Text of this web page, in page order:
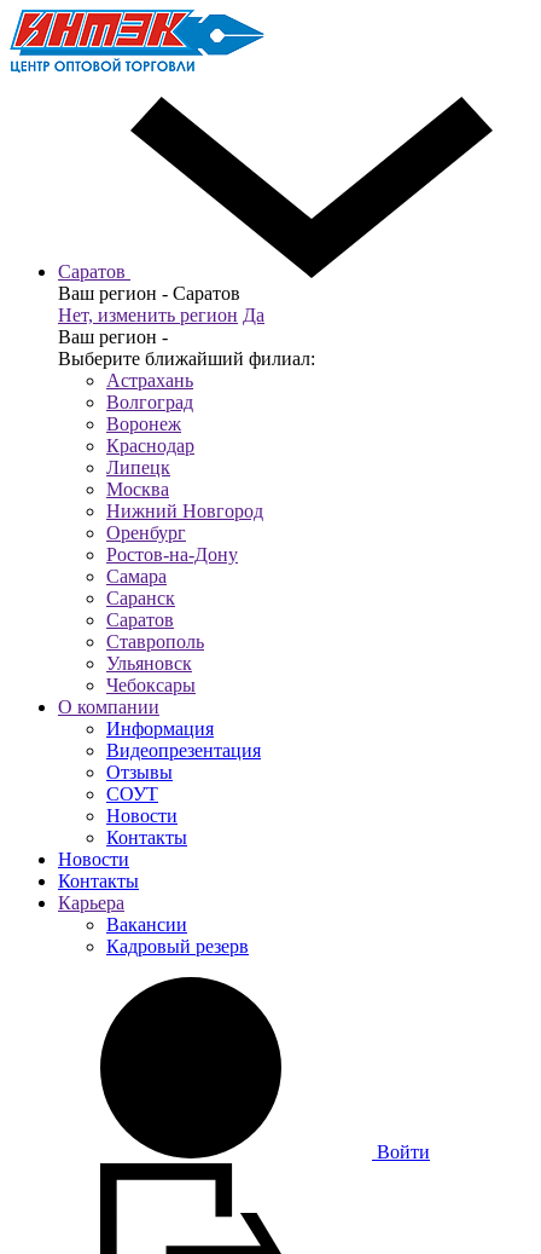
Саратов
Ваш регион - Саратов
Нет, изменить регион Да
Ваш регион -
Выберите ближайший филиал:
Астрахань
Волгоград
Воронеж
Краснодар
Липецк
Москва
Нижний Новгород
Оренбург
Ростов-на-Дону
Самара
Саранск
Саратов
Ставрополь
Ульяновск
Чебоксары
О компании
Информация
Видеопрезентация
Отзывы
СОУТ
Новости
Контакты
Новости
Контакты
Карьера
Вакансии
Кадровый резерв
Войти